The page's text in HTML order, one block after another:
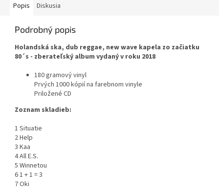
Popis Diskusia
Podrobný popis
Holandská ska, dub reggae, new wave kapela zo začiatku
80´s - zberateľský album vydaný v roku 2018
180 gramový vinyl
Prvých 1000 kópií na farebnom vinyle
Priložené CD
Zoznam skladieb:
1 Situatie
2 Help
3 Kaa
4 All E.S.
5 Winnetou
6 1 + 1 = 3
7 Oki